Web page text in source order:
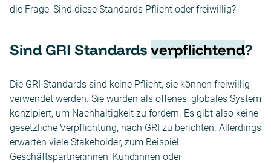
die Frage: Sind diese Standards Pflicht oder freiwillig?
Sind GRI Standards verpflichtend?
Die GRI Standards sind keine Pflicht, sie können freiwillig
verwendet werden. Sie wurden als offenes, globales System
konzipiert, um Nachhaltigkeit zu fördern. Es gibt also keine
gesetzliche Verpflichtung, nach GRI zu berichten. Allerdings
erwarten viele Stakeholder, zum Beispiel
Geschäftspartner:innen, Kund:innen oder